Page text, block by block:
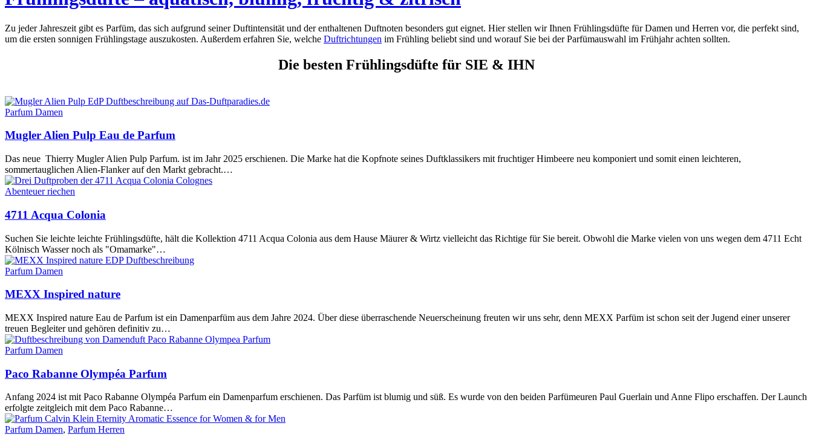
Zu jeder Jahreszeit gibt es Parfüm, das sich aufgrund seiner Duftintensität und der enthaltenen Duftnoten besonders gut eignet. Hier stellen wir Ihnen Frühlingsdüfte für Damen und Herren vor, die perfekt sind,
um die ersten sonnigen Frühlingstage auszukosten. Außerdem erfahren Sie, welche Duftrichtungen im Frühling beliebt sind und worauf Sie bei der Parfümauswahl im Frühjahr achten sollten.
Die besten Frühlingsdüfte für SIE & IHN
Parfum Damen
Mugler Alien Pulp Eau de Parfum
Das neue Thierry Mugler Alien Pulp Parfum. ist im Jahr 2025 erschienen. Die Marke hat die Kopfnote seines Duftklassikers mit fruchtiger Himbeere neu komponiert und somit einen leichteren,
sommertauglichen Alien-Flanker auf den Markt gebracht.…
Abenteuer riechen
4711 Acqua Colonia
Suchen Sie leichte leichte Frühlingsdüfte, hält die Kollektion 4711 Acqua Colonia aus dem Hause Mäurer & Wirtz vielleicht das Richtige für Sie bereit. Obwohl die Marke vielen von uns wegen dem 4711 Echt
Kölnisch Wasser noch als "Omamarke"…
Parfum Damen
MEXX Inspired nature
MEXX Inspired nature Eau de Parfum ist ein Damenparfüm aus dem Jahre 2024. Über diese überraschende Neuerscheinung freuten wir uns sehr, denn MEXX Parfüm ist schon seit der Jugend einer unserer
treuen Begleiter und gehören definitiv zu…
Parfum Damen
Paco Rabanne Olympéa Parfum
Anfang 2024 ist mit Paco Rabanne Olympéa Parfum ein Damenparfum erschienen. Das Parfüm ist blumig und süß. Es wurde von den beiden Parfümeuren Paul Guerlain und Anne Flipo erschaffen. Der Launch
erfolgte zeitgleich mit dem Paco Rabanne…
Parfum Damen, Parfum Herren